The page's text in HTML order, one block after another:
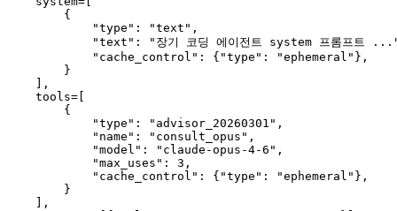
        {
            "type": "text",
"text": "장기 코딩 에이전트 system 프롬프트
            "cache_control": {"type": "ephemeral"},
        }
    ],
    tools=[
        {
            "type": "advisor_20260301",
            "name": "consult_opus",
            "model": "claude-opus-4-6",
            "max_uses": 3,
            "cache_control": {"type": "ephemeral"},
        }
    ],